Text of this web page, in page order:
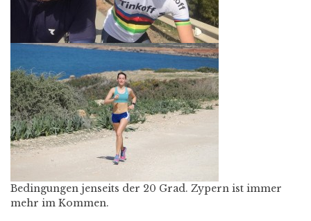
Bedingungen jenseits der 20 Grad. Zypern ist immer
mehr im Kommen.